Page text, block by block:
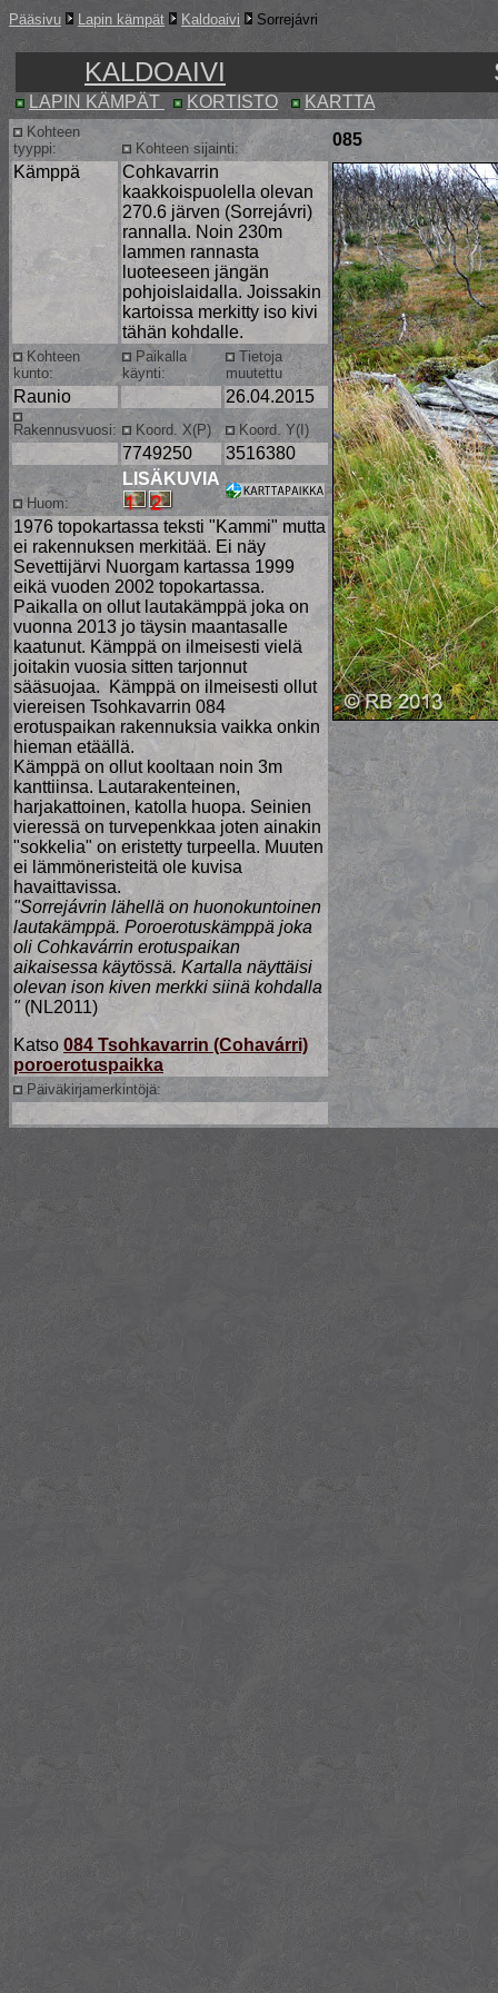
Pääsivu Lapin kämpät Kaldoaivi Sorrejávri
KALDOAIVI
LAPIN KÄMPÄT KORTISTO KARTTA
Kohteen
tyyppi:
Kohteen sijainti:
085
Kämppä
Cohkavarrin
kaakkoispuolella olevan
270.6 järven (Sorrejávri)
rannalla. Noin 230m
lammen rannasta
luoteeseen jängän
pohjoislaidalla. Joissakin
kartoissa merkitty iso kivi
tähän kohdalle.
Kohteen
kunto:
Paikalla
käynti:
Tietoja
muutettu
Raunio 26.04.2015
Rakennusvuosi: Koord. X(P) Koord. Y(I)
7749250 3516380
Huom:
LISÄKUVIA
1976 topokartassa teksti "Kammi" mutta
ei rakennuksen merkitää. Ei näy
Sevettijärvi Nuorgam kartassa 1999
eikä vuoden 2002 topokartassa.
Paikalla on ollut lautakämppä joka on
vuonna 2013 jo täysin maantasalle
kaatunut. Kämppä on ilmeisesti vielä
joitakin vuosia sitten tarjonnut
sääsuojaa. Kämppä on ilmeisesti ollut
viereisen Tsohkavarrin 084
erotuspaikan rakennuksia vaikka onkin
hieman etäällä.
Kämppä on ollut kooltaan noin 3m
kanttiinsa. Lautarakenteinen,
harjakattoinen, katolla huopa. Seinien
vieressä on turvepenkkaa joten ainakin
"sokkelia" on eristetty turpeella. Muuten
ei lämmöneristeitä ole kuvisa
havaittavissa.
"Sorrejávrin lähellä on huonokuntoinen
lautakämppä. Poroerotuskämppä joka
oli Cohkavárrin erotuspaikan
aikaisessa käytössä. Kartalla näyttäisi
olevan ison kiven merkki siinä kohdalla
"(NL2011)
Katso 084 Tsohkavarrin (Cohavárri)
poroerotuspaikka
Päiväkirjamerkintöjä: